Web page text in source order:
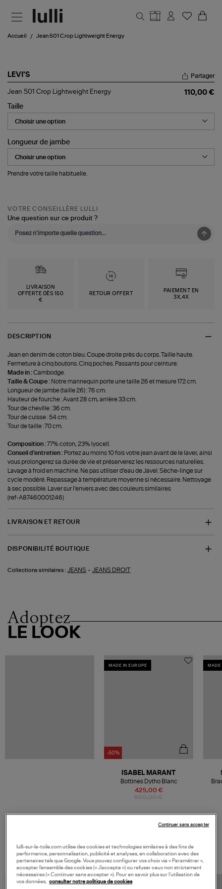
Accueil Jean 501 Crop Lightweight Energy
LEVI'S
Jean
Crop
Lightweight
Energy
Partager
Jean 501 Crop Lightweight Energy
110,00 €
Taille
Longueur de jambe
Prendre votre taille habituelle.
VOTRE CONSEILLÈRE LULLI
Une question sur ce produit ?
LIVRAISON
OFFERTE DÈS 150
€
RETOUR OFFERT
PAIEMENT EN
3X,4X
DESCRIPTION
Jean en denim de coton bleu. Coupe droite près du corps. Taille haute.
Fermeture à cinq boutons. Cinq poches. Passants pour ceinture.
Made in :Cambodge.
Taille & Coupe : Notre mannequin porte une taille 26 et mesure 172 cm.
Longueur de jambe (taille 26) : 76 cm.
Hauteur de fourche : Avant 28 cm, arrière 33 cm.
Tour de cheville : 36 cm.
Tour de cuisse : 54 cm.
Tour de taille : 70 cm.
Composition :77% coton, 23% lyocell.
Conseil d'entretien : Portez au moins 10 fois votre jean avant de le laver, ainsi
vous prolongerez sa durée de vie et préserverez les ressources naturelles.
Lavage à froid en machine. Ne pas utiliser d’eau de Javel. Sèche-linge sur
cycle modéré. Repassage à température moyenne si nécessaire. Nettoyage
à sec possible. Laver sur l’envers avec des couleurs similaires
(ref-A87460001246)
LIVRAISON ET RETOUR
DISPONIBILITÉ BOUTIQUE
Collections similaires : JEANS -JEANS DROIT
Adoptez
LE LOOK
MADE IN EUROPE
-50%
425,00 €
ISABEL MARANT
Bottines Dytho Blanc
MADE
VOS DERNIERS PRODUITS VUS
lulli-sur-la-toile.com utilise des cookies et technologies similaires à des fins de
performance, personnalisation, publicité et analyses, en collaboration avec des
partenaires tels que Google. Vous pouvez configurer vos choix via « Paramétrer »,
accepter l’ensemble des cookies (« J’accepte ») ou refuser ceux non strictement
nécessaires (« Continuer sans accepter »). Pour en savoir plus sur l’utilisation de
vos données, consulter notre politique de cookies
Continuer sans accepter